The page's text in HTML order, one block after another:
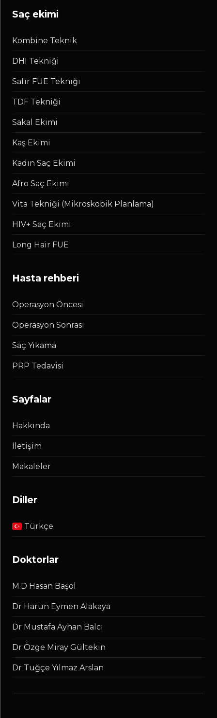
saç ekimi
Kombine Teknik
DHI Tekniği
Safir FUE Tekniği
TDF Tekniği
Sakal Ekimi
Kaş Ekimi
Kadın Saç Ekimi
Afro Saç Ekimi
Vita Tekniği (Mikroskobik Planlama)
HIV+ Saç Ekimi
Long Hair FUE
hasta rehberi
Operasyon Öncesi
Operasyon Sonrası
Saç Yıkama
PRP Tedavisi
sayfalar
Hakkında
İletişim
Makaleler
diller
Türkçe
doktorlar
M.D Hasan Başol
Dr Harun Eymen Alakaya
Dr Mustafa Ayhan Balcı
Dr Özge Miray Gültekin
Dr Tuğçe Yılmaz Arslan